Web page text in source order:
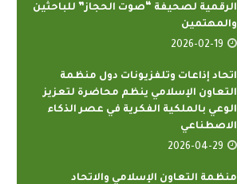
الرقمية لصحيفة “صوت الحجاز” للباحثين
والمهتمين
2026-02-19
اتحاد إذاعات وتلفزيونات دول منظمة
التعاون الإسلامي ينظم محاضرة لتعزيز
الوعي بالملكية الفكرية في عصر الذكاء
الاصطناعي
2026-04-29
منظمة التعاون الإسلامي والاتحاد